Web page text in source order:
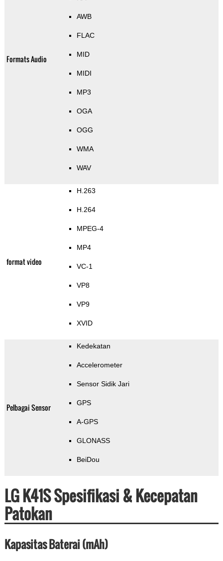
Formats Audio
AWB
FLAC
MID
MIDI
MP3
OGA
OGG
WMA
WAV
format video
H.263
H.264
MPEG-4
MP4
VC-1
VP8
VP9
XVID
Pelbagai Sensor
Kedekatan
Accelerometer
Sensor Sidik Jari
GPS
A-GPS
GLONASS
BeiDou
LG K41S Spesifikasi & Kecepatan
Patokan
Kapasitas Baterai (mAh)